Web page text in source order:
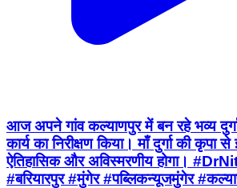
आज अपने गांव कल्याणपुर में बन रहे भव्य
कार्य का निरीक्षण किया। माँ दुर्गा की कृपा
ऐतिहासिक और अविस्मरणीय होगा।
#बरियारपुर #मुंगेर #पब्लिकन्यूजमुंगेर